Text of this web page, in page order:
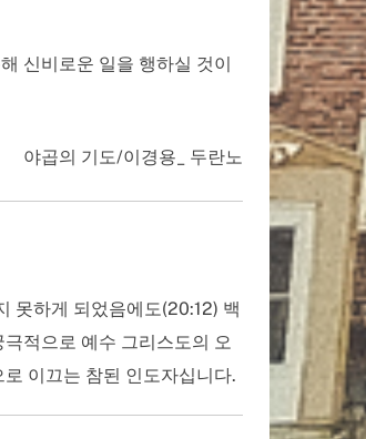
신비로운 일을 행하실 것이
야곱의 기도/이경용_ 두란노
못하게 되었음에도(20:12) 백
적으로 예수 그리스도의 오
이끄는 참된 인도자십니다.